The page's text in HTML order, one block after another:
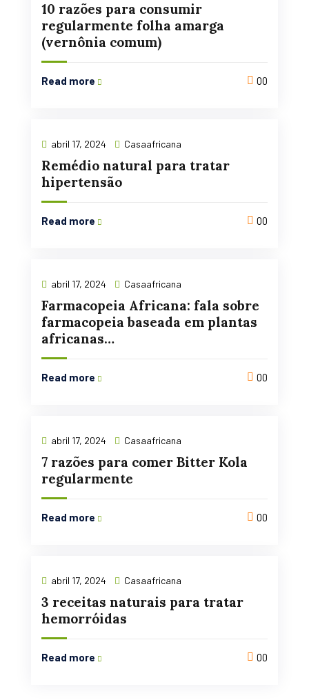
10 razões para consumir
regularmente folha amarga
(vernônia comum)
Read more 00
abril 17, 2024 Casaafricana
Remédio natural para tratar
hipertensão
Read more 00
abril 17, 2024 Casaafricana
Farmacopeia Africana: fala sobre
farmacopeia baseada em plantas
africanas…
Read more 00
abril 17, 2024 Casaafricana
7 razões para comer Bitter Kola
regularmente
Read more 00
abril 17, 2024 Casaafricana
3 receitas naturais para tratar
hemorróidas
Read more 00